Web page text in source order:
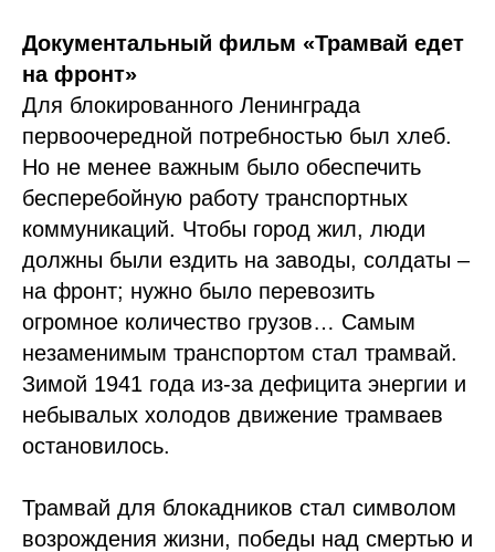
Документальный фильм «Трамвай едет
на фронт»
Для блокированного Ленинграда
первоочередной потребностью был хлеб.
Но не менее важным было обеспечить
бесперебойную работу транспортных
коммуникаций. Чтобы город жил, люди
должны были ездить на заводы, солдаты –
на фронт; нужно было перевозить
огромное количество грузов… Самым
незаменимым транспортом стал трамвай.
Зимой 1941 года из-за дефицита энергии и
небывалых холодов движение трамваев
остановилось.
Трамвай для блокадников стал символом
возрождения жизни, победы над смертью и